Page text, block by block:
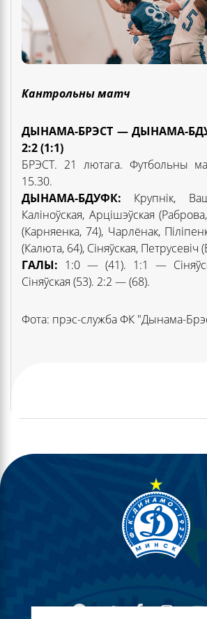
Кантрольны матч
ДЫНАМА-БРЭСТ — ДЫНАМА-
2:2 (1:1)
БРЭСТ. 21 лютага. Футбольны
15.30.
ДЫНАМА-БДУФК: Крупнік,
Каліноўская, Арцішэўская
(Карняенка, 74), Чарлёнак,
(Калюта, 64), Сіняўская, Петрусевіч
ГАЛЫ: 1:0 — (41). 1:1 —
Сіняўская (53). 2:2 — (68).
Фота: прэс-служба ФК "Дынама-